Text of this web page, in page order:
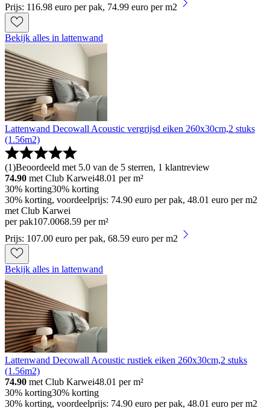
Prijs: 116.98 euro per pak, 74.99 euro per m2
Bekijk alles in lattenwand
Lattenwand Decowall Acoustic vergrijsd eiken 260x30cm,2 stuks
(1.56m2)
(1)Beoordeeld met 5.0 van de 5 sterren, 1 klantreview
74.90 met Club Karwei48.01 per m²
30% korting30% korting
30% korting, voordeelprijs: 74.90 euro per pak, 48.01 euro per m2
met Club Karwei
per pak107.0068.59 per m²
Prijs: 107.00 euro per pak, 68.59 euro per m2
Bekijk alles in lattenwand
Lattenwand Decowall Acoustic rustiek eiken 260x30cm,2 stuks
(1.56m2)
74.90 met Club Karwei48.01 per m²
30% korting30% korting
30% korting, voordeelprijs: 74.90 euro per pak, 48.01 euro per m2